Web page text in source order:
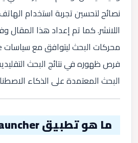
نصائح لتحسين تجربة استخدام
اللانشر. كما تم إعداد هذا المقال
فرص ظهوره في نتائج البحث
البحث المعتمدة على الذكاء
ما هو تطبيق DNA Launcher؟